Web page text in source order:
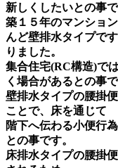
新しくしたいとの事で
築１５年のマンショ
んど壁排水タイプで
りました。
集合住宅(RC構造)で
く場合があるとの事で
壁排水タイプの腰掛
ことで、床を通じて
階下へ伝わる小便行
との事です。
床排水タイプの腰掛